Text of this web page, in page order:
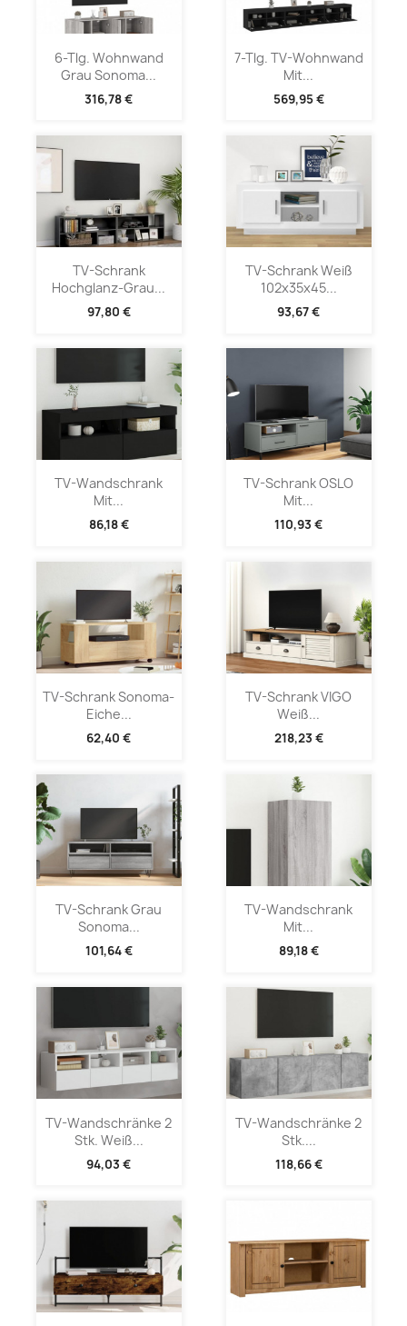
6-Tlg. Wohnwand
Grau Sonoma...
316,78 €
7-Tlg. TV-Wohnwand
Mit...
569,95 €
TV-Schrank
Hochglanz-Grau...
97,80 €
TV-Schrank Weiß
102x35x45...
93,67 €
TV-Wandschrank
Mit...
86,18 €
TV-Schrank OSLO
Mit...
110,93 €
TV-Schrank Sonoma-
Eiche...
62,40 €
TV-Schrank VIGO
Weiß...
218,23 €
TV-Schrank Grau
Sonoma...
101,64 €
TV-Wandschrank
Mit...
89,18 €
TV-Wandschränke 2
Stk. Weiß...
94,03 €
TV-Wandschränke 2
Stk....
118,66 €